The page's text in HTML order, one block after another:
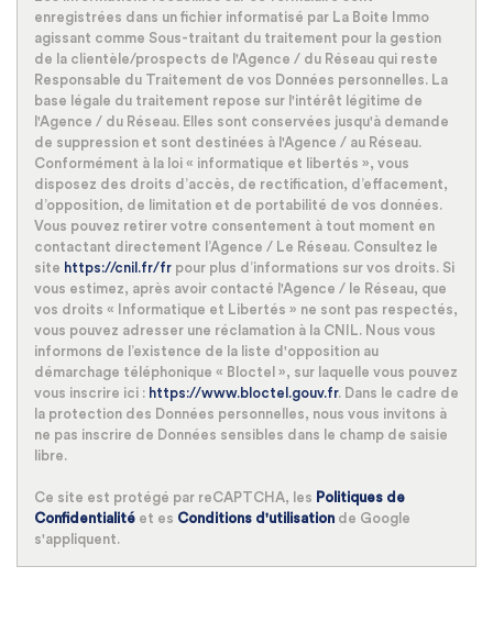
Habitants de plus de 55 ans 22,48 %
Nombre d'enfants par famille 1,22
Familles sans enfant 37,43 %
Familles avec 1 ou 2 enfants 33,16 %
Maisons 33,58 %
Appartements 66,42 %
Familles avec 3 enfants 9,97 %
enregistrées dans un fichier informatisé par La Boite Immo
agissant comme Sous-traitant du traitement pour la gestion
de la clientèle/prospects de l'Agence / du Réseau qui reste
Responsable du Traitement de vos Données personnelles. La
base légale du traitement repose sur l'intérêt légitime de
l'Agence / du Réseau. Elles sont conservées jusqu'à demande
de suppression et sont destinées à l'Agence / au Réseau.
Conformément à la loi « informatique et libertés », vous
disposez des droits d’accès, de rectification, d’effacement,
d’opposition, de limitation et de portabilité de vos données.
Vous pouvez retirer votre consentement à tout moment en
contactant directement l’Agence / Le Réseau. Consultez le
site https://cnil.fr/fr pour plus d’informations sur vos droits. Si
vous estimez, après avoir contacté l'Agence / le Réseau, que
vos droits « Informatique et Libertés » ne sont pas respectés,
vous pouvez adresser une réclamation à la CNIL. Nous vous
informons de l’existence de la liste d'opposition au
démarchage téléphonique « Bloctel », sur laquelle vous pouvez
vous inscrire ici : https://www.bloctel.gouv.fr. Dans le cadre de
la protection des Données personnelles, nous vous invitons à
ne pas inscrire de Données sensibles dans le champ de saisie
libre.
Ce site est protégé par reCAPTCHA, les Politiques de
Confidentialité et es Conditions d'utilisation de Google
s'appliquent.